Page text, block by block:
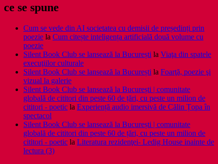
ce se spune
Cum se vede din AI societatea cu demisii de președinți prin
poezie la Cum citește inteligența artificială două volume cu
poezie
Silent Book Club se lansează la București la Viaţa din spatele
execuţiilor culturale
Silent Book Club se lansează la București la Foarţă, poezie şi
vizual la galerie
Silent Book Club se lansează la București | comunitate
globală de cititori din peste 60 de țări, cu peste un milion de
cititori - poetic la Experiență audio imersivă de Călin Țopa în
spectacol
Silent Book Club se lansează la București | comunitate
globală de cititori din peste 60 de țări, cu peste un milion de
cititori - poetic la Literatura rezidenţei- Ledig House inainte de
lectura (3)